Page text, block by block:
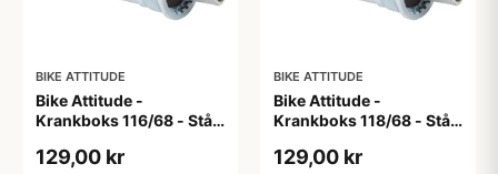
BIKE ATTITUDE
Bike Attitude -
Krankboks 116/68 - Stål
129,00 kr
BIKE ATTITUDE
Bike Attitude -
Krankboks 118/68 - Stål
129,00 kr